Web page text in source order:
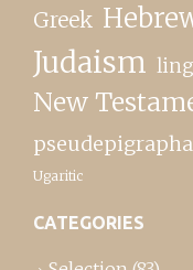
Greek
Judaism
New
pseudepigrapha
Ugaritic
CATEGORIES